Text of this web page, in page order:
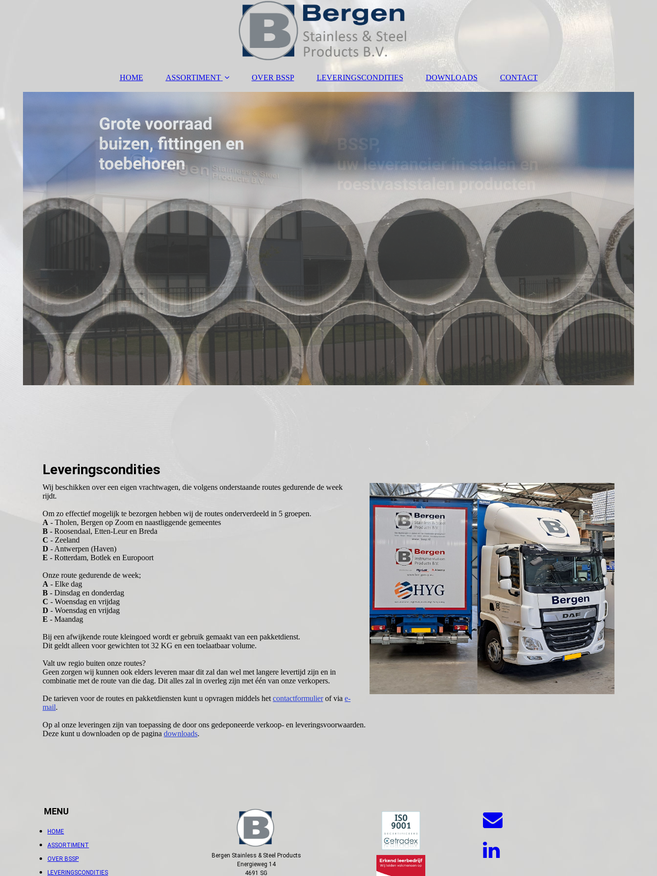
HOME ASSORTIMENT OVER BSSP LEVERINGSCONDITIES DOWNLOADS CONTACT
Leveringscondities
Wij beschikken over een eigen vrachtwagen, die volgens onderstaande routes gedurende de week
rijdt.
Om zo effectief mogelijk te bezorgen hebben wij de routes onderverdeeld in 5 groepen.
A - Tholen, Bergen op Zoom en naastliggende gemeentes
B - Roosendaal, Etten-Leur en Breda
C - Zeeland
D - Antwerpen (Haven)
E - Rotterdam, Botlek en Europoort
Onze route gedurende de week;
A - Elke dag
B - Dinsdag en donderdag
C - Woensdag en vrijdag
D - Woensdag en vrijdag
E - Maandag
Bij een afwijkende route kleingoed wordt er gebruik gemaakt van een pakketdienst.
Dit geldt alleen voor gewichten tot 32 KG en een toelaatbaar volume.
Valt uw regio buiten onze routes?
Geen zorgen wij kunnen ook elders leveren maar dit zal dan wel met langere levertijd zijn en in
combinatie met de route van die dag. Dit alles zal in overleg zijn met één van onze verkopers.
De tarieven voor de routes en pakketdiensten kunt u opvragen middels het contactformulierof via e-
mail.
Op al onze leveringen zijn van toepassing de door ons gedeponeerde verkoop- en leveringsvoorwaarden.
Deze kunt u downloaden op de pagina downloads.
MENU
HOME
ASSORTIMENT
OVER BSSP
LEVERINGSCONDITIES
Bergen Stainless & Steel Products
Energieweg 14
4691 SG